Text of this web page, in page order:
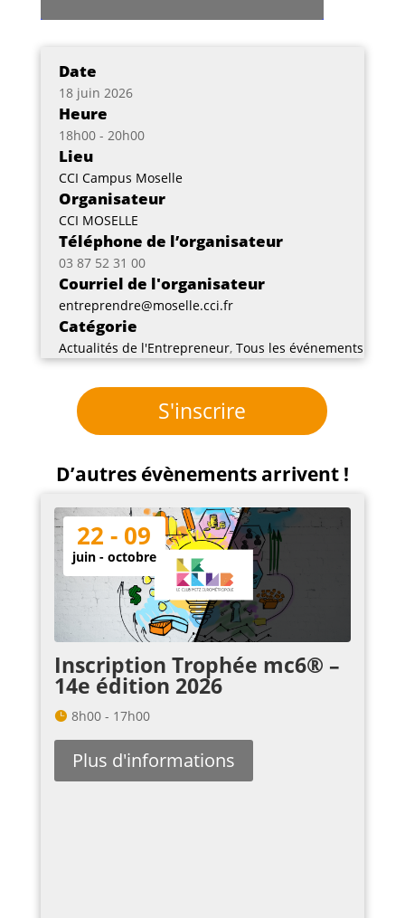
Date
18 juin 2026
Heure
18h00 - 20h00
Lieu
CCI Campus Moselle
Organisateur
CCI MOSELLE
Téléphone de l’organisateur
03 87 52 31 00
Courriel de l'organisateur
entreprendre@moselle.cci.fr
Catégorie
Actualités de l'Entrepreneur, Tous les événements
S'inscrire
D’autres évènements arrivent !
22 - 09
juin - octobre
Inscription Trophée mc6® –
14e édition 2026
8h00 - 17h00
Plus d'informations